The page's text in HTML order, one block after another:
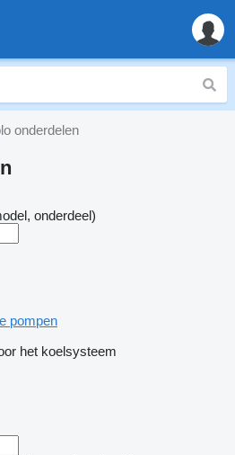
onderdelen
onderdeel)
pompen
het koelsysteem